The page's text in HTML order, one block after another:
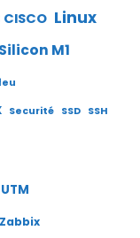
CISCO Linux
M1
Securité SSD SSH
UTM
Zabbix